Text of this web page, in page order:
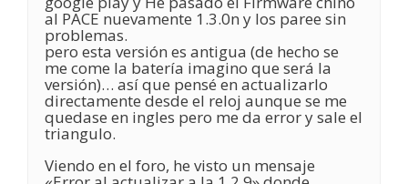
al PACE nuevamente 1.3.0n y los paree sin
problemas.
pero esta versión es antigua (de hecho se
me come la batería imagino que será la
versión)… así que pensé en actualizarlo
directamente desde el reloj aunque se me
quedase en ingles pero me da error y sale el
triangulo.
Viendo en el foro, he visto un mensaje